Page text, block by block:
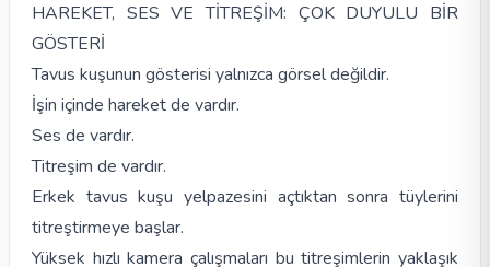
HAREKET, SES VE TİTREŞİM: ÇOK DUYULU BİR
GÖSTERİ
Tavus kuşunun gösterisi yalnızca görsel değildir.
İşin içinde hareket de vardır.
Ses de vardır.
Titreşim de vardır.
Erkek tavus kuşu yelpazesini açtıktan sonra tüylerini
titreştirmeye başlar.
Yüksek hızlı kamera çalışmaları bu titreşimlerin yaklaşık